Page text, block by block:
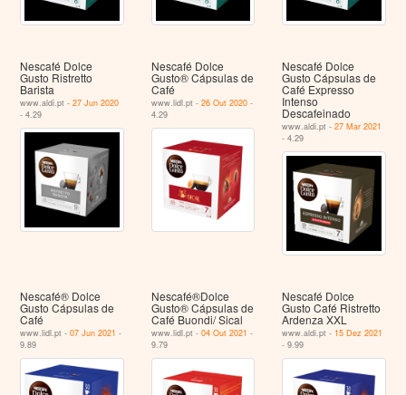
Nescafé Dolce
Gusto Ristretto
Barista
www.aldi.pt -27 Jun 2020
- 4.29
Nescafé Dolce
Gusto® Cápsulas de
Café
www.lidl.pt - 26 Out 2020-
4.29
Nescafé Dolce
Gusto Cápsulas de
Café Expresso
Intenso
Descafeinado
www.aldi.pt -27 Mar 2021
- 4.29
Nescafé® Dolce
Gusto Cápsulas de
Café
www.lidl.pt -07 Jun 2021 -
9.89
Nescafé®Dolce
Gusto® Cápsulas de
Café Buondi/ Sical
www.lidl.pt - 04 Out 2021 -
9.79
Nescafé Dolce
Gusto Café Ristretto
Ardenza XXL
www.aldi.pt - 15 Dez 2021
- 9.99